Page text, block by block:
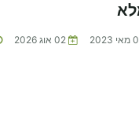
02 אוג 2026